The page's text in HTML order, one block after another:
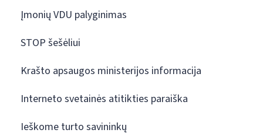
Įmonių VDU palyginimas
STOP šešėliui
Krašto apsaugos ministerijos informacija
Interneto svetainės atitikties paraiška
Ieškome turto savininkų